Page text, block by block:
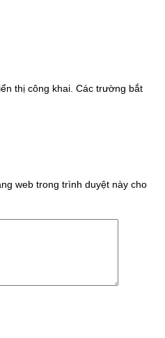
thị công khai. Các trường bắt
web trong trình duyệt này cho